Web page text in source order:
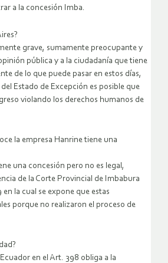
a la concesión Imba.
grave, sumamente preocupante y
pública y a la ciudadanía que tiene
de lo que puede pasar en estos días,
Estado de Excepción es posible que
violando los derechos humanos de
la empresa Hanrine tiene una
una concesión pero no es legal,
de la Corte Provincial de Imbabura
la cual se expone que estas
porque no realizaron el proceso de
en el Art. 398 obliga a la